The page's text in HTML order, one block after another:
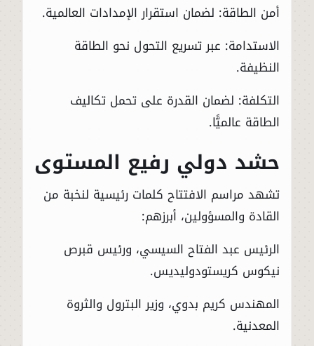
أمن الطاقة: لضمان استقرار الإمدادات العالمية.
الاستدامة: عبر تسريع التحول نحو الطاقة
النظيفة.
التكلفة: لضمان القدرة على تحمل تكاليف
الطاقة عالميًّا.
حشد دولي رفيع المستوى
تشهد مراسم الافتتاح كلمات رئيسية لنخبة من
القادة والمسؤولين، أبرزهم:
الرئيس عبد الفتاح السيسي، ورئيس قبرص
نيكوس كريستودوليديس.
المهندس كريم بدوي، وزير البترول والثروة
المعدنية.